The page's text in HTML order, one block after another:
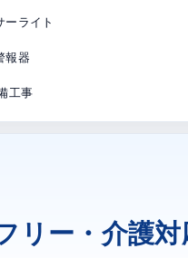
ライト
報器
工事
リー・介護対